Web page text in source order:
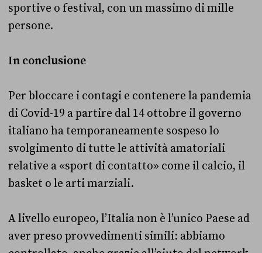
sportive o festival, con un massimo di mille
persone.
In conclusione
Per bloccare i contagi e contenere la pandemia
di Covid-19 a partire dal 14 ottobre il governo
italiano ha temporaneamente sospeso lo
svolgimento di tutte le attività amatoriali
relative a «sport di contatto» come il calcio, il
basket o le arti marziali.
A livello europeo, l’Italia non è l’unico Paese ad
aver preso provvedimenti simili: abbiamo